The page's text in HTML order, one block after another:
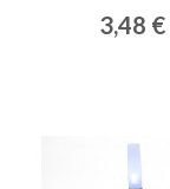
3,48 €